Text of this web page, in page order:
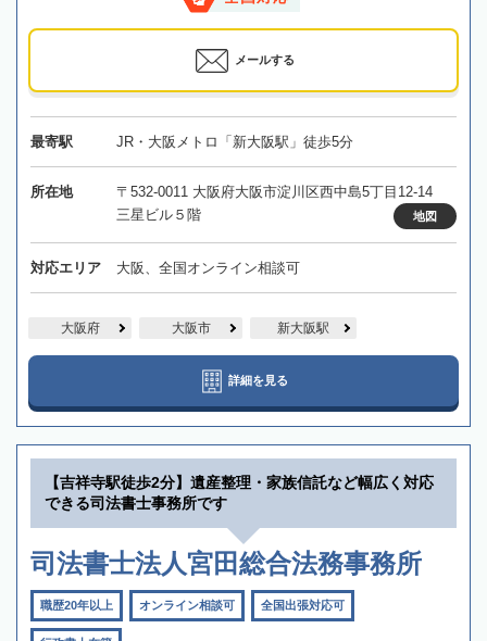
メールする
最寄駅 JR・大阪メトロ「新大阪駅」徒歩5分
所在地
〒532-0011 大阪府大阪市淀川区西中島5丁目12-14
三星ビル５階
地図
対応エリア 大阪、全国オンライン相談可
大阪府 大阪市 新大阪駅
詳細を見る
【吉祥寺駅徒歩2分】遺産整理・家族信託など幅広く対応
できる司法書士事務所です
司法書士法人宮田総合法務事務所
職歴20年以上 オンライン相談可 全国出張対応可